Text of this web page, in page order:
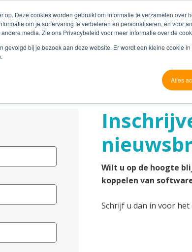
op. Deze cookies worden gebruikt om informatie te verzamelen over
om je surfervaring te verbeteren en personaliseren, en voor
media. Zie ons Privacybeleid voor meer informatie over de
gevolgd bij je bezoek aan deze website. Er wordt een kleine cookie
Alles
Wilt u op de hoogte
koppelen van
Schrijf u dan in voor